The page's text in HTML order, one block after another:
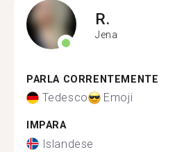
R.
Jena
PARLA CORRENTEMENTE
Tedesco Emoji
IMPARA
Islandese